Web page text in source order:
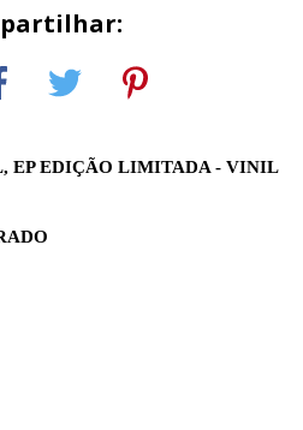
EDIÇÃO LIMITADA - VINIL